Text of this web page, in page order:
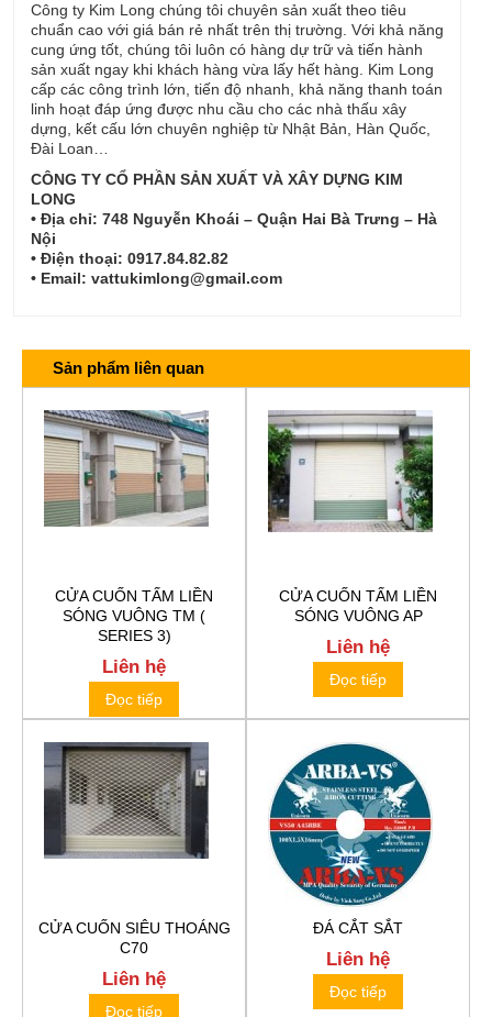
Công ty Kim Long chúng tôi chuyên sản xuất theo tiêu
chuẩn cao với giá bán rẻ nhất trên thị trường. Với khả năng
cung ứng tốt, chúng tôi luôn có hàng dự trữ và tiến hành
sản xuất ngay khi khách hàng vừa lấy hết hàng. Kim Long
cấp các công trình lớn, tiến độ nhanh, khả năng thanh toán
linh hoạt đáp ứng được nhu cầu cho các nhà thấu xây
dựng, kết cấu lớn chuyên nghiệp từ Nhật Bản, Hàn Quốc,
Đài Loan…
CÔNG TY CỔ PHẦN SẢN XUẤT VÀ XÂY DỰNG KIM
LONG
• Địa chỉ: 748 Nguyễn Khoái – Quận Hai Bà Trưng – Hà
Nội
• Điện thoại: 0917.84.82.82
• Email: vattukimlong@gmail.com
Sản phẩm liên quan
CỬA CUỐN TẤM LIỀN
SÓNG VUÔNG TM (
SERIES 3)
Liên hệ
Đọc tiếp
CỬA CUỐN TẤM LIỀN
SÓNG VUÔNG AP
Liên hệ
Đọc tiếp
CỬA CUỐN SIÊU THOÁNG
C70
Liên hệ
Đọc tiếp
ĐÁ CẮT SẮT
Liên hệ
Đọc tiếp